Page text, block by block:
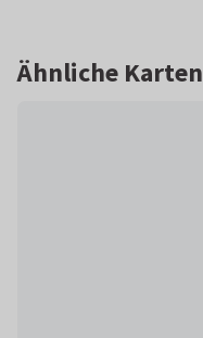
Ähnliche Karten